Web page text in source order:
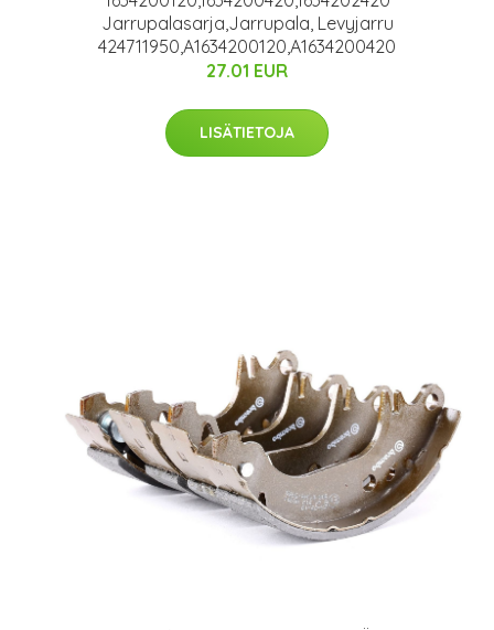
Jarrupalasarja,Jarrupala, Levyjarru
424711950,A1634200120,A1634200420
27.01 EUR
LISÄTIETOJA